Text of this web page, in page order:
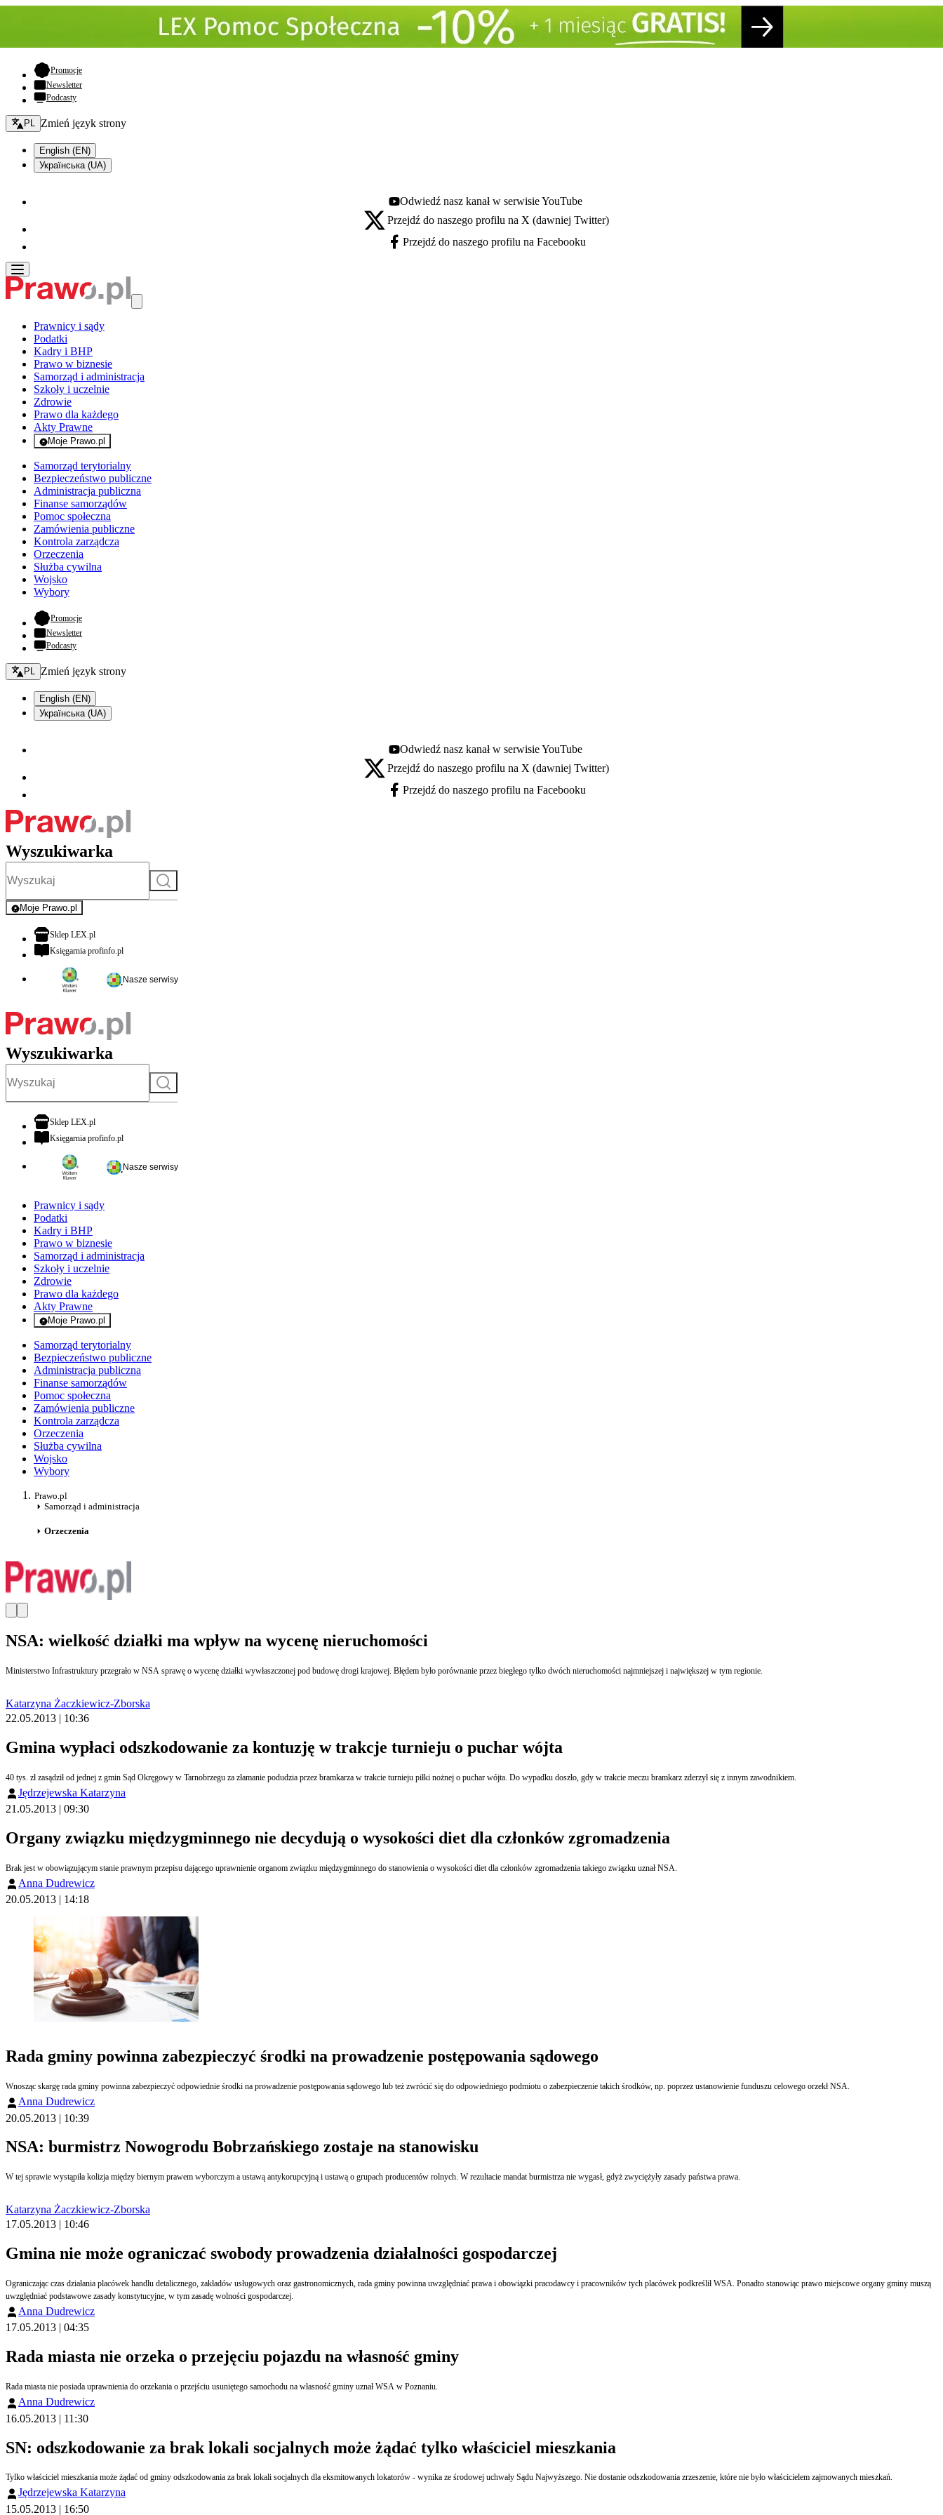
Promocje- otwiera się w nowej karcie
Newsletter
Podcasty
Zmień język - bieżący:
PL Zmień język strony
English (EN)
Українська (UA)
Youtube - otwiera się w nowej karcie
Odwiedź nasz kanał w serwisie YouTube
X - otwiera się w nowej karcie
Przejdź do naszego profilu na X (dawniej Twitter)
Facebook - otwiera się w nowej karcie
Przejdź do naszego profilu na Facebooku
Prawnicy i sądy
Podatki
Kadry i BHP
Prawo w biznesie
Samorząd i administracja
Szkoły i uczelnie
Zdrowie
Prawo dla każdego
Akty Prawne
Moje Prawo.pl
- rejestracja i logowanie do serwisu
Samorząd terytorialny
Bezpieczeństwo publiczne
Administracja publiczna
Finanse samorządów
Pomoc społeczna
Zamówienia publiczne
Kontrola zarządcza
Orzeczenia
Służba cywilna
Wojsko
Wybory
Promocje- otwiera się w nowej karcie
Newsletter
Podcasty
Zmień język - bieżący:
PL Zmień język strony
English (EN)
Українська (UA)
Youtube - otwiera się w nowej karcie
Odwiedź nasz kanał w serwisie YouTube
X - otwiera się w nowej karcie
Przejdź do naszego profilu na X (dawniej Twitter)
Facebook - otwiera się w nowej karcie
Przejdź do naszego profilu na Facebooku
Wyszukiwarka
Szukaj
Moje Prawo.pl
- rejestracja i logowanie do serwisu
Sklep LEX.plotwiera się w nowej karcie
Księgarnia profinfo.plotwiera się w nowej karcie
Nasze serwisy
Wyszukiwarka
Szukaj
Sklep LEX.plotwiera się w nowej karcie
Księgarnia profinfo.plotwiera się w nowej karcie
Nasze serwisy
Prawnicy i sądy
Podatki
Kadry i BHP
Prawo w biznesie
Samorząd i administracja
Szkoły i uczelnie
Zdrowie
Prawo dla każdego
Akty Prawne
Moje Prawo.pl
- rejestracja i logowanie do serwisu
Samorząd terytorialny
Bezpieczeństwo publiczne
Administracja publiczna
Finanse samorządów
Pomoc społeczna
Zamówienia publiczne
Kontrola zarządcza
Orzeczenia
Służba cywilna
Wojsko
Wybory
Prawo.pl
Samorząd i administracja
Orzeczenia
NSA: wielkość działki ma wpływ na wycenę nieruchomości
Ministerstwo Infrastruktury przegrało w NSA sprawę o wycenę działki wywłaszczonej pod budowę drogi krajowej. Błędem było porównanie przez biegłego tylko dwóch nieruchomości najmniejszej i największej w tym regionie.
Katarzyna Żaczkiewicz-Zborska
22.05.2013 | 10:36
Gmina wypłaci odszkodowanie za kontuzję w trakcje turnieju o puchar wójta
40 tys. zł zasądził od jednej z gmin Sąd Okręgowy w Tarnobrzegu za złamanie podudzia przez bramkarza w trakcie turnieju piłki nożnej o puchar wójta. Do wypadku doszło, gdy w trakcie meczu bramkarz zderzył się z innym zawodnikiem.
Jędrzejewska Katarzyna
21.05.2013 | 09:30
Organy związku międzygminnego nie decydują o wysokości diet dla członków zgromadzenia
Brak jest w obowiązującym stanie prawnym przepisu dającego uprawnienie organom związku międzygminnego do stanowienia o wysokości diet dla członków zgromadzenia takiego związku uznał NSA.
Anna Dudrewicz
20.05.2013 | 14:18
Rada gminy powinna zabezpieczyć środki na prowadzenie postępowania sądowego
Wnosząc skargę rada gminy powinna zabezpieczyć odpowiednie środki na prowadzenie postępowania sądowego lub też zwrócić się do odpowiedniego podmiotu o zabezpieczenie takich środków, np. poprzez ustanowienie funduszu celowego orzekł NSA.
Anna Dudrewicz
20.05.2013 | 10:39
NSA: burmistrz Nowogrodu Bobrzańskiego zostaje na stanowisku
W tej sprawie wystąpiła kolizja między biernym prawem wyborczym a ustawą antykorupcyjną i ustawą o grupach producentów rolnych. W rezultacie mandat burmistrza nie wygasł, gdyż zwyciężyły zasady państwa prawa.
Katarzyna Żaczkiewicz-Zborska
17.05.2013 | 10:46
Gmina nie może ograniczać swobody prowadzenia działalności gospodarczej
Ograniczając czas działania placówek handlu detalicznego, zakładów usługowych oraz gastronomicznych, rada gminy powinna uwzględniać prawa i obowiązki pracodawcy i pracowników tych placówek podkreślił WSA. Ponadto stanowiąc prawo miejscowe organy gminy muszą
uwzględniać podstawowe zasady konstytucyjne, w tym zasadę wolności gospodarczej.
Anna Dudrewicz
17.05.2013 | 04:35
Rada miasta nie orzeka o przejęciu pojazdu na własność gminy
Rada miasta nie posiada uprawnienia do orzekania o przejściu usuniętego samochodu na własność gminy uznał WSA w Poznaniu.
Anna Dudrewicz
16.05.2013 | 11:30
SN: odszkodowanie za brak lokali socjalnych może żądać tylko właściciel mieszkania
Tylko właściciel mieszkania może żądać od gminy odszkodowania za brak lokali socjalnych dla eksmitowanych lokatorów - wynika ze środowej uchwały Sądu Najwyższego. Nie dostanie odszkodowania zrzeszenie, które nie było właścicielem zajmowanych mieszkań.
Jędrzejewska Katarzyna
15.05.2013 | 16:50